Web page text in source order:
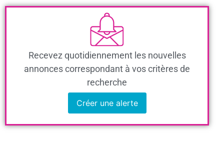
Recevez quotidiennement les nouvelles
annonces correspondant à vos critères de
recherche
Créer une alerte